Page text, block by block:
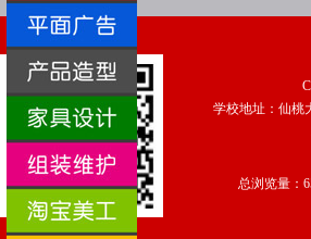
学校地址：仙桃
总浏览量：